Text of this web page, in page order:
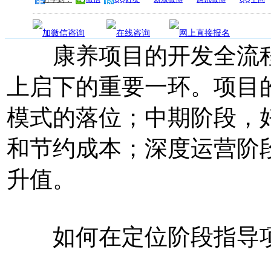
康养项目的开发全流
上启下的重要一环。项
模式的落位；中期阶段，
和节约成本；深度运营阶
升值。
如何在定位阶段指导